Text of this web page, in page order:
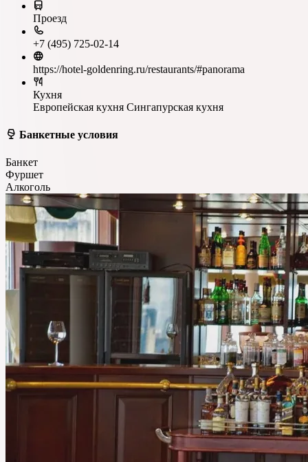
Проезд
+7 (495) 725-02-14
https://hotel-goldenring.ru/restaurants/#panorama
Кухня
Европейская кухня Сингапурская кухня
Банкетные условия
Банкет
Фуршет
Алкоголь